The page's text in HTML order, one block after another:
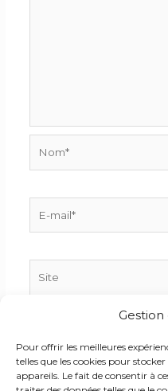
Gestion
Pour offrir les meilleures
telles que les cookies pour
appareils. Le fait de consentir à
mail*
le navigateur pour mon